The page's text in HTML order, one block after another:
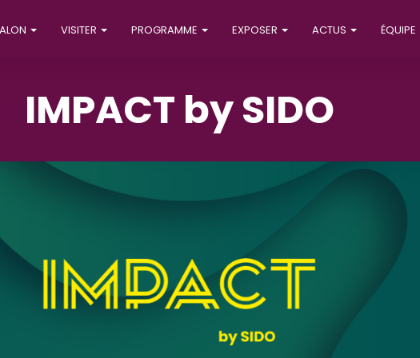
VISITER PROGRAMME EXPOSER ACTUS ÉQUIPE
IMPACT by SIDO